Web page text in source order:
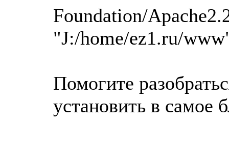
Foundation/
"J:/home/ez1.ru/
Помогите
установить в самое